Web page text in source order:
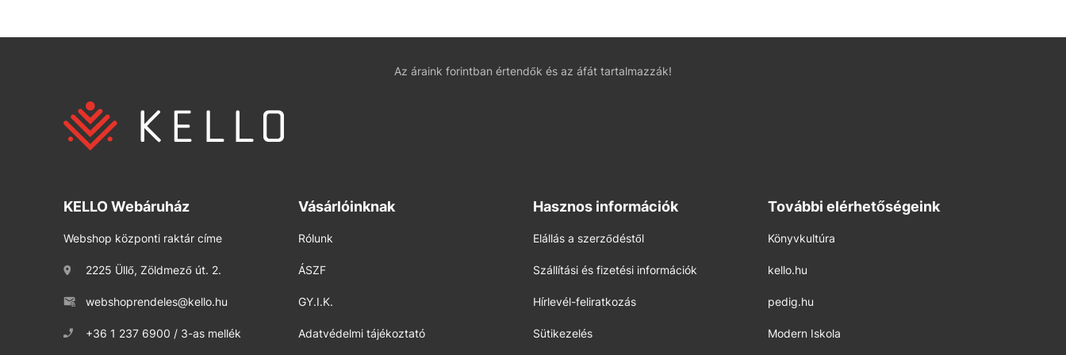
Az áraink forintban értendők és az áfát tartalmazzák!
KELLO Webáruház
Webshop központi raktár címe
2225 Üllő, Zöldmező út. 2.
webshoprendeles@kello.hu
+36 1 237 6900 / 3-as mellék
Vásárlóinknak
Rólunk
ÁSZF
GY.I.K.
Adatvédelmi tájékoztató
Hasznos információk
Elállás a szerződéstől
Szállítási és fizetési információk
Hírlevél-feliratkozás
Sütikezelés
További elérhetőségeink
Könyvkultúra
kello.hu
pedig.hu
Modern Iskola